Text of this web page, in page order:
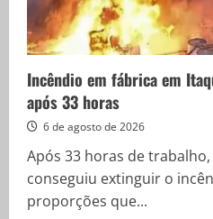
Incêndio em fábrica em
após 33 horas
6 de agosto de 2026
Após 33 horas de
conseguiu extinguir o
proporções que...